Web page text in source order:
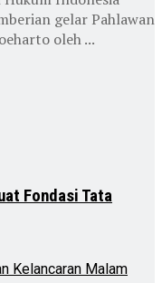
gelar Pahlawan
oleh ...
Fondasi Tata